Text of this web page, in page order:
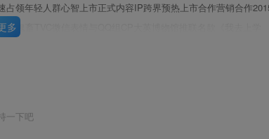
领年轻人群心智上市正式内容IP跨界预热上市合作营销合作
鬼畜TVC微信表情与QQ组CP大英博物馆推联名款《我去上学
多
一下吧